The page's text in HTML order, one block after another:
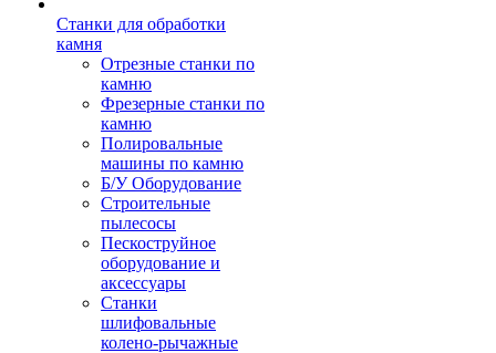
Станки для обработки
камня
Отрезные станки по
камню
Фрезерные станки по
камню
Полировальные
машины по камню
Б/У Оборудование
Строительные
пылесосы
Пескоструйное
оборудование и
аксессуары
Станки
шлифовальные
колено-рычажные